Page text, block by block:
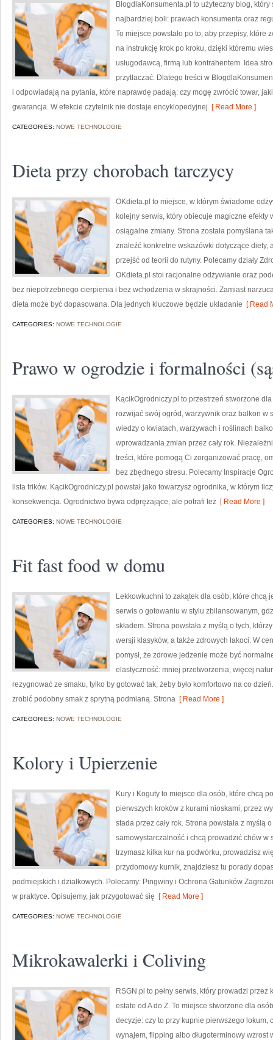
BlogdlaKonsumenta.pl to użyteczny blog,
najbardziej boli: prawach konsumenta oraz
To miejsce powstało po to, aby przepisy,
na instrukcję krok po kroku, dzięki któremu
usługodawcą, firmą lub kontrahentem. Idea
przytłaczać. Dlatego treści w
i odpowiadają na pytania, które naprawdę padają: czy mogę zwrócić towar,
gwarancja. W efekcie czytelnik nie dostaje encyklopedyjnej [ Read More ]
CATEGORIES: NOWE TECHNOLOGIE
Dieta przy chorobach tarczycy
OKdieta.pl to miejsce, w którym świadome
kolejny serwis, który obiecuje magiczne efekty
osiągalne zmiany. Strona została pomyślana
znaleźć konkretne wskazówki dotyczące
przejść od teorii do rutyny. Polecamy działy
OKdieta.pl stoi racjonalne odżywianie oraz
bez niepotrzebnego cierpienia i bez wchodzenia w skrajności. Zamiast
dieta może być dopasowana. Dla jednych kluczowe będzie układanie [ Read
CATEGORIES: NOWE TECHNOLOGIE
Prawo w ogrodzie i formalności
KącikOgrodniczy.pl to przestrzeń stworzone
rozwijać swój ogród, warzywnik oraz balkon w
wiedzy o kwiatach, warzywach i roślinach
wprowadzania zmian przez cały rok.
treści, które pomogą Ci zorganizować pracę,
bez zbędnego stresu. Polecamy Inspiracje
lista trików. KącikOgrodniczy.pl powstał jako towarzysz ogrodnika, w którym
konsekwencja. Ogrodnictwo bywa odprężające, ale potrafi też [ Read More ]
CATEGORIES: NOWE TECHNOLOGIE
Fit fast food w domu
Lekkowkuchni to zakątek dla osób, które chcą
serwis o gotowaniu w stylu zbilansowanym,
składem. Strona powstała z myślą o tych,
wersji klasyków, a także zdrowych łakoci. W
pomysł, że zdrowe jedzenie może być
elastyczność: mniej przetworzenia, więcej
rezygnować ze smaku, tylko by gotować tak, żeby było komfortowo na co
zrobić podobny smak z sprytną podmianą. Strona [ Read More ]
CATEGORIES: NOWE TECHNOLOGIE
Kolory i Upierzenie
Kury i Koguty to miejsce dla osób, które chcą
pierwszych kroków z kurami nioskami, przez
stada przez cały rok. Strona powstała z myślą
samowystarczalność i chcą prowadzić chów
trzymasz kilka kur na podwórku, prowadzisz
przydomowy kurnik, znajdziesz tu porady
podmiejskich i działkowych. Polecamy: Pingwiny i Ochrona Gatunków
w praktyce. Opisujemy, jak przygotować się [ Read More ]
CATEGORIES: NOWE TECHNOLOGIE
Mikrokawalerki i Coliving
RSGN.pl to pełny serwis, który prowadzi
estate od A do Z. To miejsce stworzone dla
decyzje: czy to przy kupnie pierwszego lokum,
wynajem, flipping albo długoterminowy wzrost